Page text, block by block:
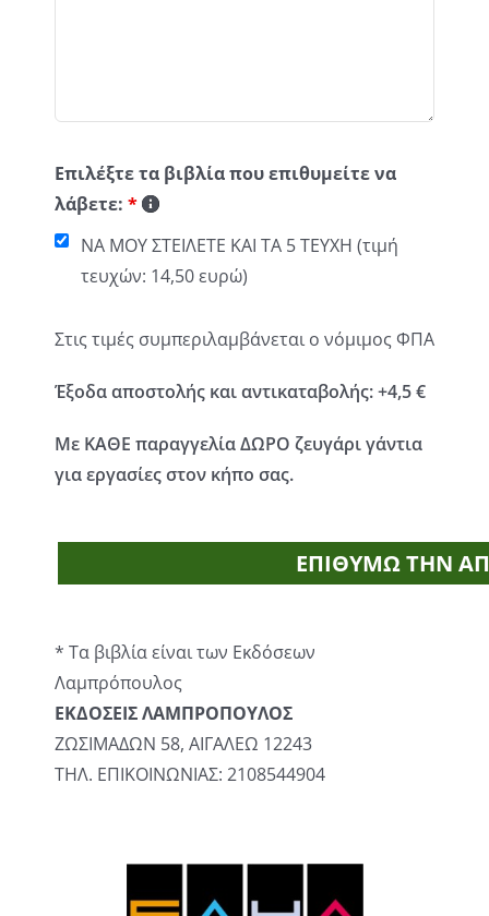
Επιλέξτε τα βιβλία που επιθυμείτε να
λάβετε: *
ΝΑ ΜΟΥ ΣΤΕΙΛΕΤΕ ΚΑΙ ΤΑ 5 ΤΕΥΧΗ (τιμή
τευχών: 14,50 ευρώ)
Στις τιμές συμπεριλαμβάνεται ο νόμιμος ΦΠΑ
Έξοδα αποστολής και αντικαταβολής: +4,5 €
Με ΚΑΘΕ παραγγελία ΔΩΡΟ ζευγάρι γάντια
για εργασίες στον κήπο σας.
* Τα βιβλία είναι των Εκδόσεων
Λαμπρόπουλος
ΕΚΔΟΣΕΙΣ ΛΑΜΠΡΟΠΟΥΛΟΣ
ΖΩΣΙΜΑΔΩΝ 58, ΑΙΓΑΛΕΩ 12243
ΤΗΛ. ΕΠΙΚΟΙΝΩΝΙΑΣ: 2108544904